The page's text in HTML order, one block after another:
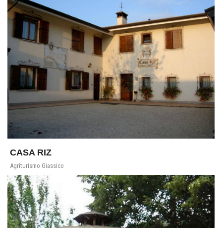
CASA RIZ
Agriturismo Giassico